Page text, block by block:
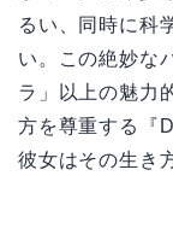
るい、同時に科
い。この絶妙な
ラ」以上の魅力
方を尊重する『
彼女はその生き